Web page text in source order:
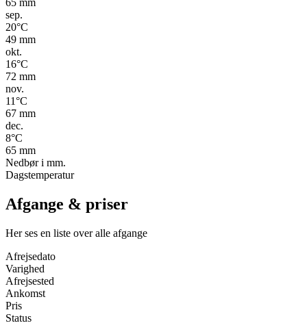
65 mm
sep.
20°C
49 mm
okt.
16°C
72 mm
nov.
11°C
67 mm
dec.
8°C
65 mm
Nedbør i mm.
Dagstemperatur
Afgange & priser
Her ses en liste over alle afgange
Afrejsedato
Varighed
Afrejsested
Ankomst
Pris
Status